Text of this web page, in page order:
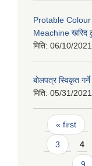
Protable
Meachine खरिद
मिति: 06/10/
बाेलपत्र स्विकृत
मिति: 05/31/
Pages
« first
3 4